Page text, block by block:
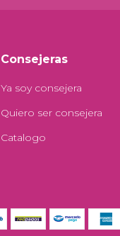
Consejeras
Ya soy consejera
Quiero ser consejera
Catalogo